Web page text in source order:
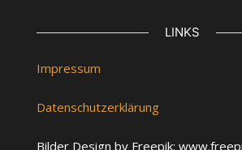
LINKS
Impressum
Datenschutzerklärung
Bilder Design by Freepik: